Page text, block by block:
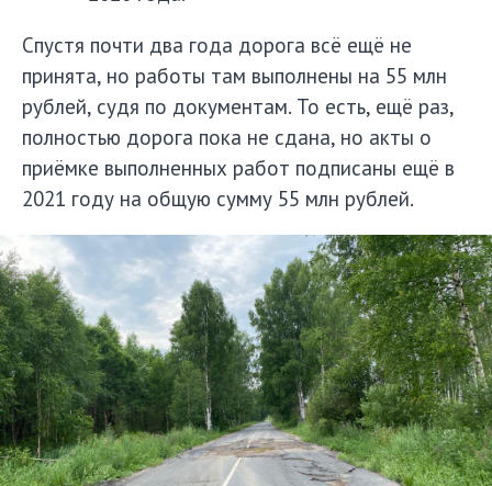
Спустя почти два года дорога всё ещё не
принята, но работы там выполнены на 55 млн
рублей, судя по документам. То есть, ещё раз,
полностью дорога пока не сдана, но акты о
приёмке выполненных работ подписаны ещё в
2021 году на общую сумму 55 млн рублей.